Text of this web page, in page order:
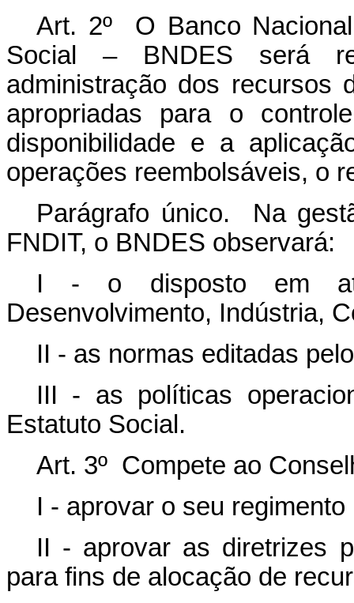
Art. 2º O Banco
Social – BNDES será
administração dos recursos
apropriadas para o
disponibilidade e a
operações reembolsáveis, o
Parágrafo único. Na
FNDIT, o BNDES observará:
I - o disposto em
Desenvolvimento, Indústria,
II - as normas editadas
III - as políticas
Estatuto Social.
Art. 3º Compete ao
I - aprovar o seu regimento
II - aprovar as diretrizes
para fins de alocação de